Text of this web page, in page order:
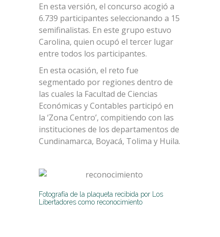
En esta versión, el concurso acogió a
6.739 participantes seleccionando a 15
semifinalistas. En este grupo estuvo
Carolina, quien ocupó el tercer lugar
entre todos los participantes.
En esta ocasión, el reto fue
segmentado por regiones dentro de
las cuales la Facultad de Ciencias
Económicas y Contables participó en
la ‘Zona Centro’, compitiendo con las
instituciones de los departamentos de
Cundinamarca, Boyacá, Tolima y Huila.
Fotografía de la plaqueta recibida por Los
Libertadores como reconocimiento